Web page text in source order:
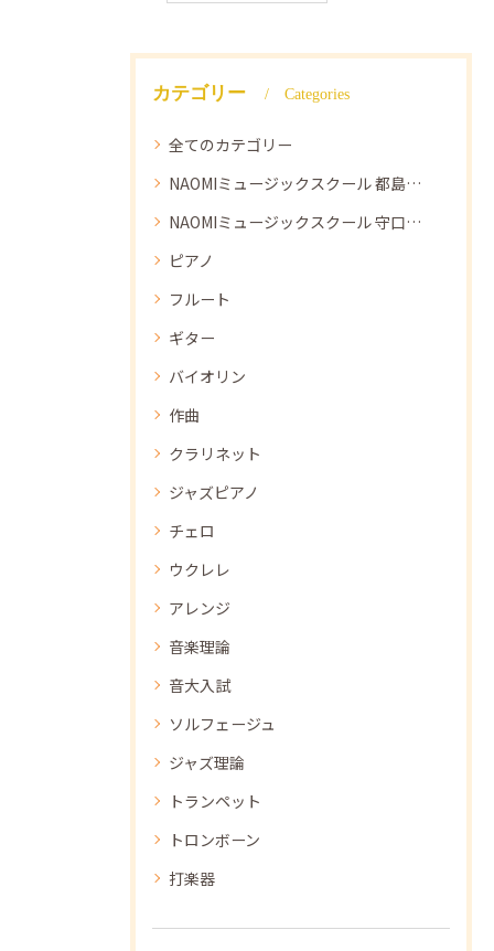
カテゴリー Categories
全てのカテゴリー
NAOMIミュージックスクール 都島教室
NAOMIミュージックスクール 守口教室
ピアノ
フルート
ギター
バイオリン
作曲
クラリネット
ジャズピアノ
チェロ
ウクレレ
アレンジ
音楽理論
音大入試
ソルフェージュ
ジャズ理論
トランペット
トロンボーン
打楽器